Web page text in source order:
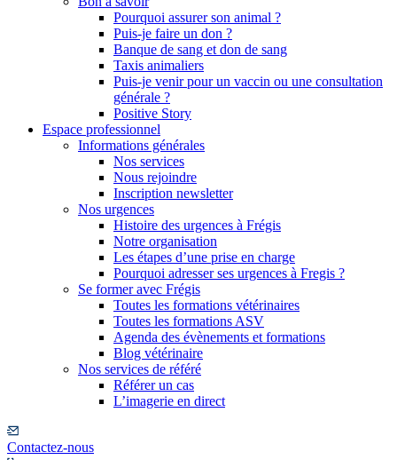
Pourquoi assurer son animal ?
Puis-je faire un don ?
Banque de sang et don de sang
Taxis animaliers
Puis-je venir pour un vaccin ou une consultation
générale ?
Positive Story
Espace professionnel
Informations générales
Nos services
Nous rejoindre
Inscription newsletter
Nos urgences
Histoire des urgences à Frégis
Notre organisation
Les étapes d’une prise en charge
Pourquoi adresser ses urgences à Fregis ?
Se former avec Frégis
Toutes les formations vétérinaires
Toutes les formations ASV
Agenda des évènements et formations
Blog vétérinaire
Nos services de référé
Référer un cas
L’imagerie en direct
Contactez-nous